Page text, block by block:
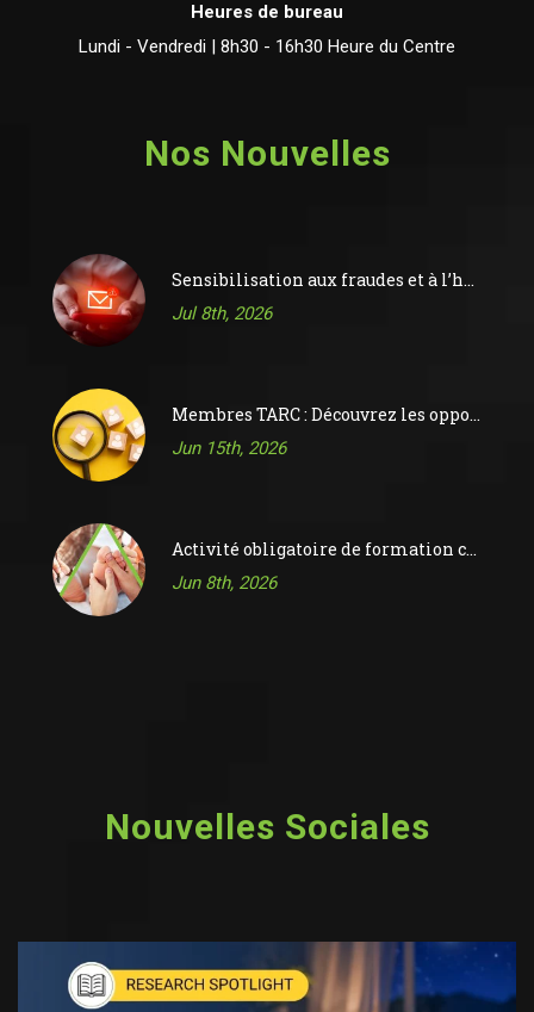
Heures de bureau
Lundi - Vendredi | 8h30 - 16h30 Heure du Centre
Nos Nouvelles
Sensibilisation aux fraudes et à l’hameçonnage
Jul 8th, 2026
Membres TARC : Découvrez les opportunités sur le tableau d’affichage des offres d’emploi de l’ACR
Jun 15th, 2026
Activité obligatoire de formation continue 2026
Jun 8th, 2026
Nouvelles Sociales